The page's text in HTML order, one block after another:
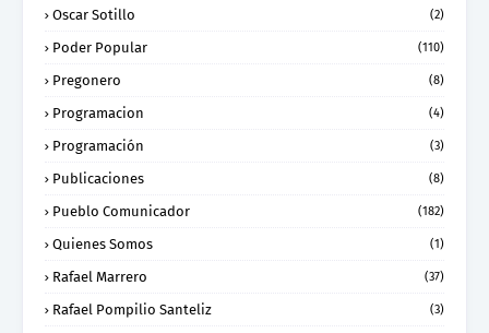
Oscar Sotillo (2)
Poder Popular (110)
Pregonero (8)
Programacion (4)
Programación (3)
Publicaciones (8)
Pueblo Comunicador (182)
Quienes Somos (1)
Rafael Marrero (37)
Rafael Pompilio Santeliz (3)